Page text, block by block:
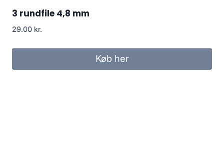
3 rundfile 4,8 mm
29.00 kr.
Køb her